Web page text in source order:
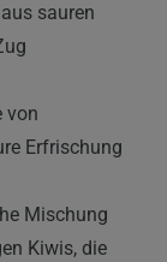
sauren
von
Erfrischung
Mischung
Kiwis, die